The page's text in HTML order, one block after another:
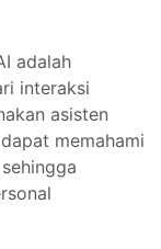
adalah
interaksi
asisten
memahami